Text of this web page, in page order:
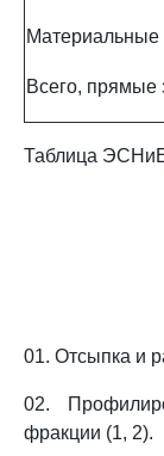
Материальные
Всего, прямые
Таблица
01. Отсыпка и
02.
фракции (1, 2).